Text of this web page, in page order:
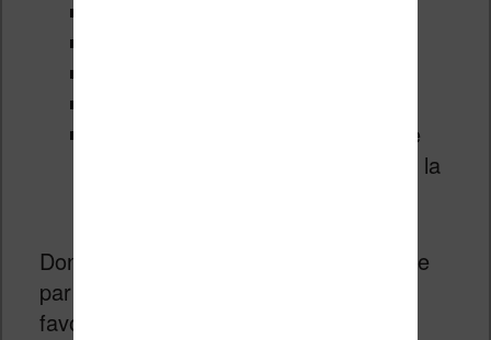
cloud (les livres qui sont sur votre
compte mais pas téléchargés sur la
Donc, on a des options disponibles nulle
par ailleurs comme les étagères et les
favoris.